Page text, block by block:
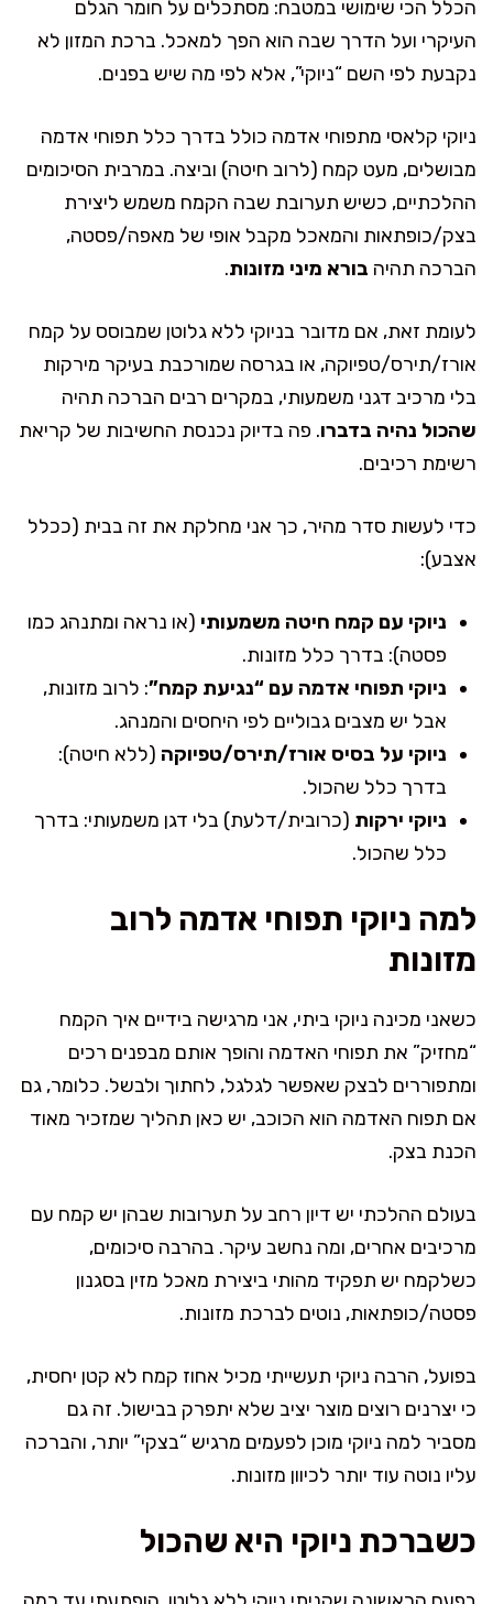
הכלל הכי שימושי במטבח: מסתכלים על חומר הגלם
העיקרי ועל הדרך שבה הוא הפך למאכל. ברכת המזון לא
נקבעת לפי השם “ניוקי”, אלא לפי מה שיש בפנים.
ניוקי קלאסי מתפוחי אדמה כולל בדרך כלל תפוחי אדמה
מבושלים, מעט קמח (לרוב חיטה) וביצה. במרבית הסיכומים
ההלכתיים, כשיש תערובת שבה הקמח משמש ליצירת
בצק/כופתאות והמאכל מקבל אופי של מאפה/פסטה,
הברכה תהיה בורא מיני מזונות.
לעומת זאת, אם מדובר בניוקי ללא גלוטן שמבוסס על קמח
אורז/תירס/טפיוקה, או בגרסה שמורכבת בעיקר מירקות
בלי מרכיב דגני משמעותי, במקרים רבים הברכה תהיה
שהכול נהיה בדברו. פה בדיוק נכנסת החשיבות של קריאת
רשימת רכיבים.
כדי לעשות סדר מהיר, כך אני מחלקת את זה בבית (ככלל
אצבע):
ניוקי עם קמח חיטה משמעותי (או נראה ומתנהג כמו
פסטה): בדרך כלל מזונות.
ניוקי תפוחי אדמה עם “נגיעת קמח”: לרוב מזונות,
אבל יש מצבים גבוליים לפי היחסים והמנהג.
ניוקי על בסיס אורז/תירס/טפיוקה (ללא חיטה):
בדרך כלל שהכול.
ניוקי ירקות (כרובית/דלעת) בלי דגן משמעותי: בדרך
כלל שהכול.
למה ניוקי תפוחי אדמה לרוב
מזונות
כשאני מכינה ניוקי ביתי, אני מרגישה בידיים איך הקמח
“מחזיק” את תפוחי האדמה והופך אותם מבפנים רכים
ומתפוררים לבצק שאפשר לגלגל, לחתוך ולבשל. כלומר, גם
אם תפוח האדמה הוא הכוכב, יש כאן תהליך שמזכיר מאוד
הכנת בצק.
בעולם ההלכתי יש דיון רחב על תערובות שבהן יש קמח עם
מרכיבים אחרים, ומה נחשב עיקר. בהרבה סיכומים,
כשלקמח יש תפקיד מהותי ביצירת מאכל מזין בסגנון
פסטה/כופתאות, נוטים לברכת מזונות.
בפועל, הרבה ניוקי תעשייתי מכיל אחוז קמח לא קטן יחסית,
כי יצרנים רוצים מוצר יציב שלא יתפרק בבישול. זה גם
מסביר למה ניוקי מוכן לפעמים מרגיש “בצקי” יותר, והברכה
עליו נוטה עוד יותר לכיוון מזונות.
כשברכת ניוקי היא שהכול